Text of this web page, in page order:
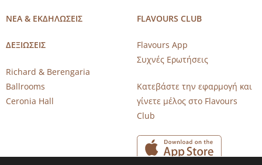
ΝΕΑ & ΕΚΔΗΛΩΣΕΙΣ
ΔΕΞΙΩΣΕΙΣ
Richard & Berengaria
Ballrooms
Ceronia Hall
FLAVOURS CLUB
Flavours App
Συχνές Ερωτήσεις
Κατεβάστε την εφαρμογή και
γίνετε μέλος στο Flavours
Club